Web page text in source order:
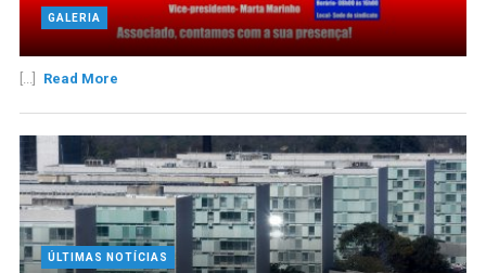
GALERIA
[...] Read More
ÚLTIMAS NOTÍCIAS